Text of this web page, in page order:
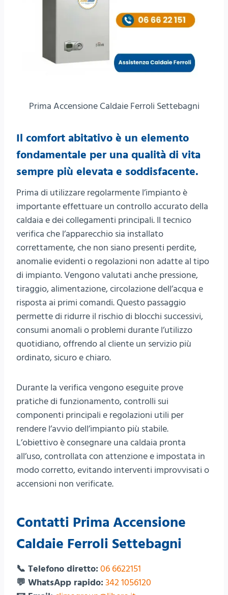
Prima Accensione Caldaie Ferroli Settebagni
Il comfort abitativo è un elemento
fondamentale per una qualità di vita
sempre più elevata e soddisfacente.
Prima di utilizzare regolarmente l’impianto è
importante effettuare un controllo accurato della
caldaia e dei collegamenti principali. Il tecnico
verifica che l’apparecchio sia installato
correttamente, che non siano presenti perdite,
anomalie evidenti o regolazioni non adatte al tipo
di impianto. Vengono valutati anche pressione,
tiraggio, alimentazione, circolazione dell’acqua e
risposta ai primi comandi. Questo passaggio
permette di ridurre il rischio di blocchi successivi,
consumi anomali o problemi durante l’utilizzo
quotidiano, offrendo al cliente un servizio più
ordinato, sicuro e chiaro.
Durante la verifica vengono eseguite prove
pratiche di funzionamento, controlli sui
componenti principali e regolazioni utili per
rendere l’avvio dell’impianto più stabile.
L’obiettivo è consegnare una caldaia pronta
all’uso, controllata con attenzione e impostata in
modo corretto, evitando interventi improvvisati o
accensioni non verificate.
Contatti Prima Accensione
Caldaie Ferroli Settebagni
📞 Telefono diretto: 06 6622151
💬 WhatsApp rapido: 342 1056120